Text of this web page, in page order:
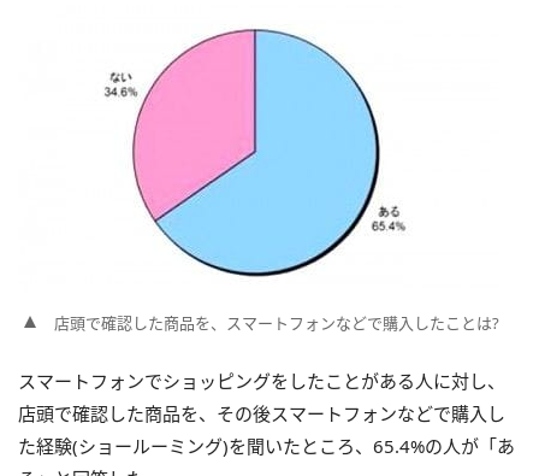
店頭で確認した商品を、スマートフォンなどで購入したことは?
スマートフォンでショッピングをしたことがある人に対し、
店頭で確認した商品を、その後スマートフォンなどで購入し
た経験(ショールーミング)を聞いたところ、65.4%の人が「あ